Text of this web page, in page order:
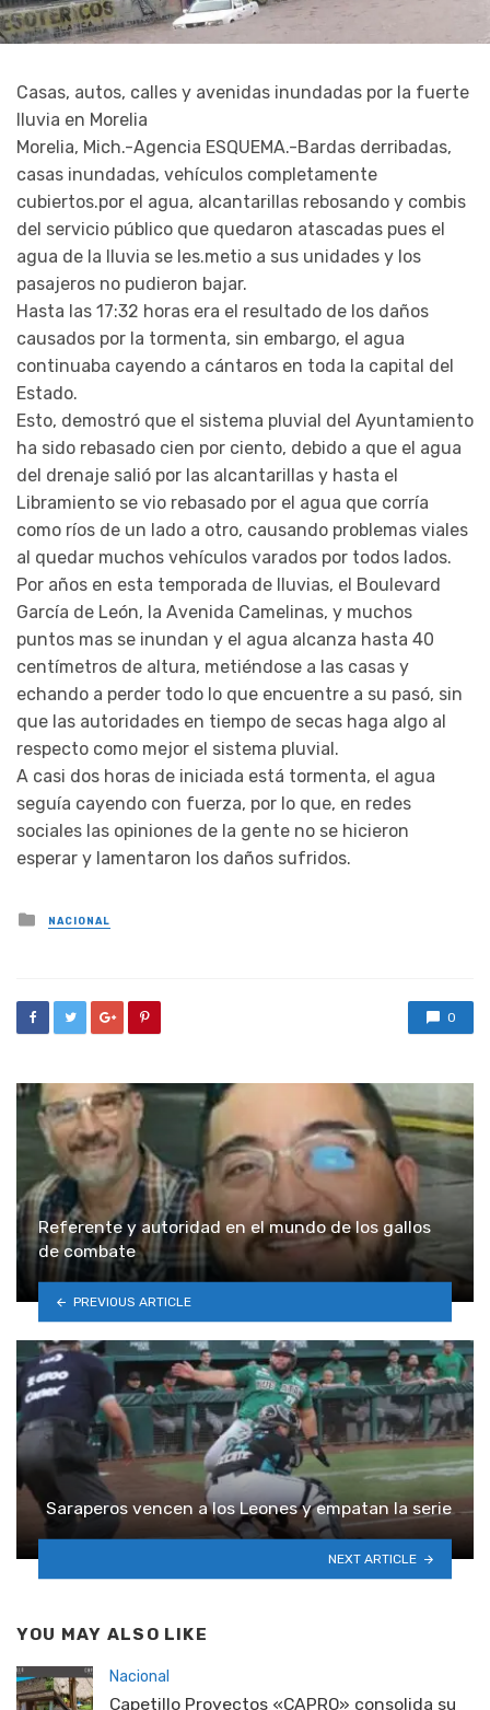
Casas, autos, calles y avenidas inundadas por la fuerte
lluvia en Morelia
Morelia, Mich.-Agencia ESQUEMA.-Bardas derribadas,
casas inundadas, vehículos completamente
cubiertos.por el agua, alcantarillas rebosando y combis
del servicio público que quedaron atascadas pues el
agua de la lluvia se les.metio a sus unidades y los
pasajeros no pudieron bajar.
Hasta las 17:32 horas era el resultado de los daños
causados por la tormenta, sin embargo, el agua
continuaba cayendo a cántaros en toda la capital del
Estado.
Esto, demostró que el sistema pluvial del Ayuntamiento
ha sido rebasado cien por ciento, debido a que el agua
del drenaje salió por las alcantarillas y hasta el
Libramiento se vio rebasado por el agua que corría
como ríos de un lado a otro, causando problemas viales
al quedar muchos vehículos varados por todos lados.
Por años en esta temporada de lluvias, el Boulevard
García de León, la Avenida Camelinas, y muchos
puntos mas se inundan y el agua alcanza hasta 40
centímetros de altura, metiéndose a las casas y
echando a perder todo lo que encuentre a su pasó, sin
que las autoridades en tiempo de secas haga algo al
respecto como mejor el sistema pluvial.
A casi dos horas de iniciada está tormenta, el agua
seguía cayendo con fuerza, por lo que, en redes
sociales las opiniones de la gente no se hicieron
esperar y lamentaron los daños sufridos.
Posted
in
NACIONAL
0
Referente y autoridad en el mundo de los gallos
de combate
PREVIOUS ARTICLE
Saraperos vencen a los Leones y empatan la serie
NEXT ARTICLE
YOU MAY ALSO LIKE
Nacional
Capetillo Proyectos «CAPRO» consolida su